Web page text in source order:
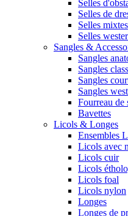
Selles
Selles de
Selles mixtes
Selles
Sangles &
Sangles
Sangles
Sangles
Sangles
Fourreau de
Bavettes
Licols & Longes
Ensembles
Licols avec
Licols cuir
Licols
Licols foal
Licols nylon
Longes
Longes de